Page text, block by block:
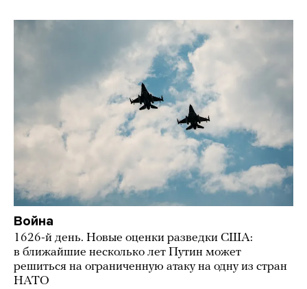
Война
1626-й день. Новые оценки разведки США:
в ближайшие несколько лет Путин может
решиться на ограниченную атаку на одну из стран
НАТО